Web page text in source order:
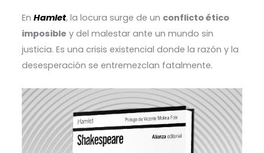
En Hamlet, la locura surge de un conflicto ético
imposible y del malestar ante un mundo sin
justicia. Es una crisis existencial donde la razón y la
desesperación se entremezclan fatalmente.